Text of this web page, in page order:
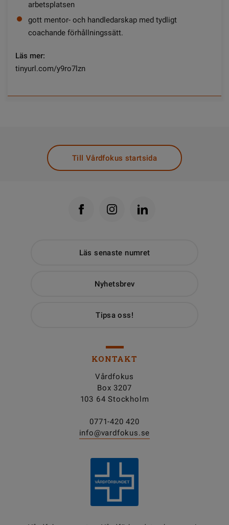
arbetsplatsen
gott mentor- och handledarskap med tydligt
coachande förhållningssätt.
Läs mer:
tinyurl.com/y9ro7lzn
Till Vårdfokus startsida
Läs senaste numret
Nyhetsbrev
Tipsa oss!
KONTAKT
Vårdfokus
Box 3207
103 64 Stockholm
0771-420 420
info@vardfokus.se